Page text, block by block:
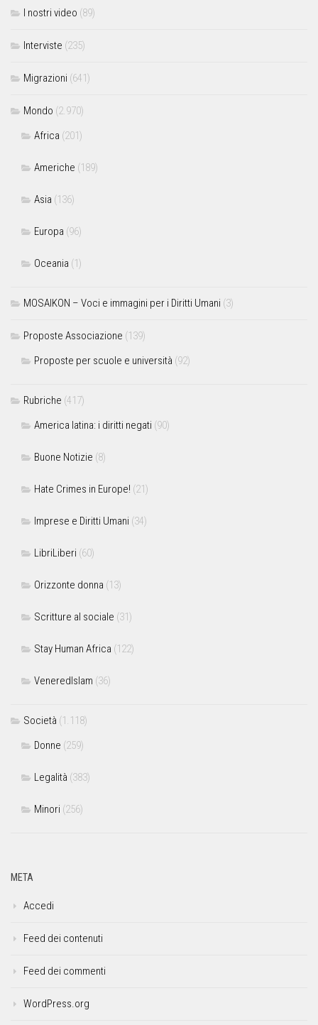
I nostri video (89)
Interviste (235)
Migrazioni (641)
Mondo (2.970)
Africa (201)
Americhe (189)
Asia (136)
Europa (96)
Oceania (1)
MOSAIKON – Voci e immagini per i Diritti Umani (3)
Proposte Associazione (139)
Proposte per scuole e università (92)
Rubriche (417)
America latina: i diritti negati (90)
Buone Notizie (8)
Hate Crimes in Europe! (21)
Imprese e Diritti Umani (34)
LibriLiberi (60)
Orizzonte donna (13)
Scritture al sociale (31)
Stay Human Africa (122)
VeneredIslam (36)
Società (1.118)
Donne (259)
Legalità (383)
Minori (256)
META
Accedi
Feed dei contenuti
Feed dei commenti
WordPress.org